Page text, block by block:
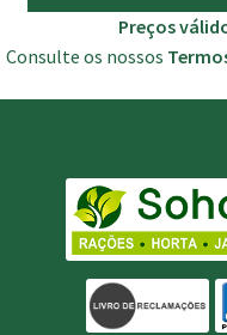
Preços
Consulte os nossos